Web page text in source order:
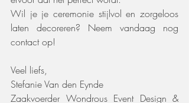
Wil je je ceremonie stijlvol en zorgeloos
laten decoreren? Neem vandaag nog
contact op!
Veel liefs,
Stefanie Van den Eynde
Zaakvoerder Wondrous Event Design &